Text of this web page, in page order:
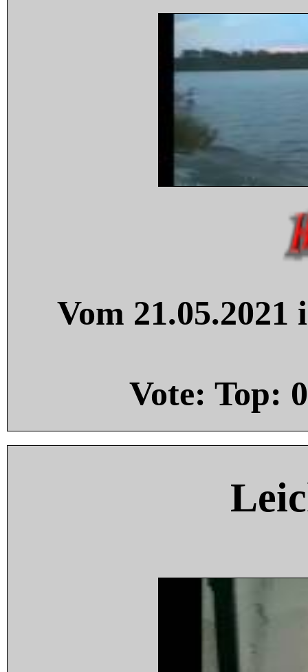
Vom 21.05.2021
Vote: Top: 0